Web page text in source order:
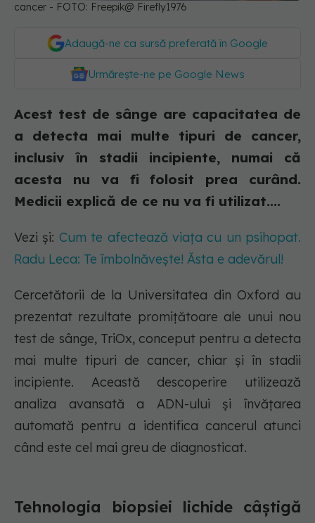
cancer - FOTO: Freepik@ Firefly1976
Adaugă-ne ca sursă preferată în Google
Urmărește-ne pe Google News
Acest test de sânge are capacitatea de
a detecta mai multe tipuri de cancer,
inclusiv în stadii incipiente, numai că
acesta nu va fi folosit prea curând.
Medicii explică de ce nu va fi utilizat....
Vezi și: Cum te afectează viața cu un psihopat.
Radu Leca: Te îmbolnăvește! Ăsta e adevărul!
Cercetătorii de la Universitatea din Oxford au
prezentat rezultate promițătoare ale unui nou
test de sânge, TriOx, conceput pentru a detecta
mai multe tipuri de cancer, chiar și în stadii
incipiente. Această descoperire utilizează
analiza avansată a ADN-ului și învățarea
automată pentru a identifica cancerul atunci
când este cel mai greu de diagnosticat.
Tehnologia biopsiei lichide câștigă